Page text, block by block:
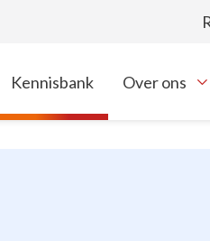
Kennisbank Over ons
Toon